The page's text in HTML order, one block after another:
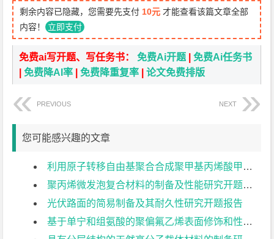
剩余内容已隐藏，您需要先支付 10元 才能查看该篇文章全部
内容！ 立即支付
免费ai写开题、写任务书：免费Ai开题 |免费Ai任务书
|免费降AI率 |免费降重复率 |论文免费排版
PREVIOUS NEXT
您可能感兴趣的文章
利用原子转移自由基聚合合成聚甲基丙烯酸甲酯开题报告
聚丙烯微发泡复合材料的制备及性能研究开题报告
光伏路面的简易制备及其耐久性研究开题报告
基于单宁和组氨酸的聚偏氟乙烯表面修饰和性能研究开题报告